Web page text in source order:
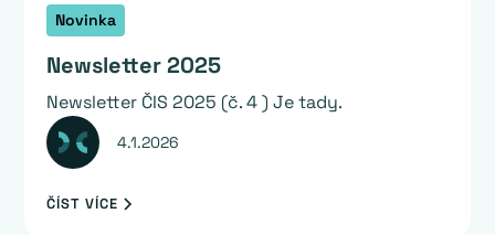
Novinka
Newsletter 2025
Newsletter ČIS 2025 (č. 4 ) Je tady.
4.1.2026
ČÍST VÍCE